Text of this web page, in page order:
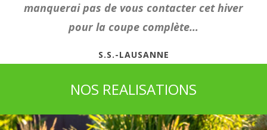
manquerai pas de vous contacter cet hiver
pour la coupe complète…
S.S.-LAUSANNE
NOS REALISATIONS